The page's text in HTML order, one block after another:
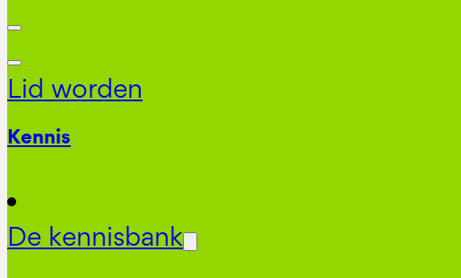
Lid worden
Kennis
De kennisbank